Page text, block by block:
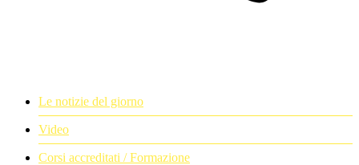
Le notizie del giorno
Video
Corsi accreditati / Formazione